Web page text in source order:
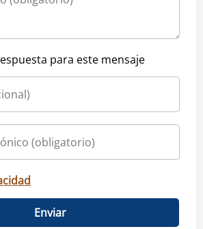
para este mensaje
Enviar